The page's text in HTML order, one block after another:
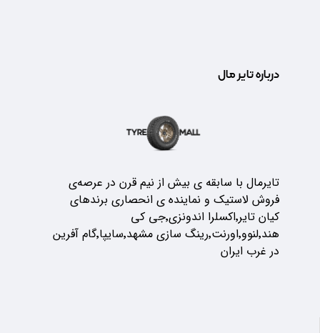
درباره تایر مال
تایرمال با سابقه ی بیش از نیم قرن در عرصه‌ی
فروش لاستیک و نماینده ی انحصاری برندهای
کیان تایر٬اکسلرا اندونزی٬جی کی
هند٬لنوو٬اورنت٬رینگ سازی مشهد٬سایپا٬گام آفرین
در غرب ایران